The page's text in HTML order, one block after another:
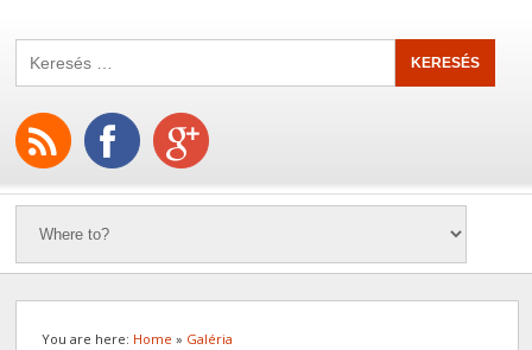
You are here: Home » Galéria